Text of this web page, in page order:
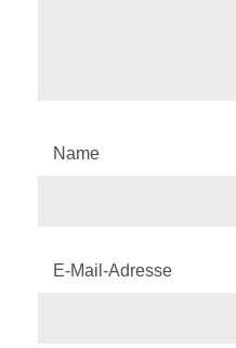
Name
E-Mail-Adresse